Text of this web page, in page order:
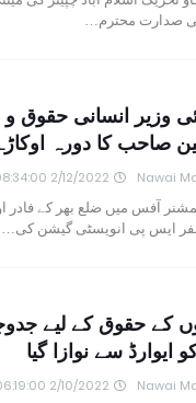
صدارت محترم…
وزیر انسانی حقوق و
صاحب کا دورہ
Nawai 2/12/2022 08:34:00 م
آفس میں ضلع بھر کے
ایس پی انویسٹی گیشن کی…
کے حقوق کے لیے
کو ایوارڈ سے نوازا گیا
Nawai 2/10/2022 06:19:00 م